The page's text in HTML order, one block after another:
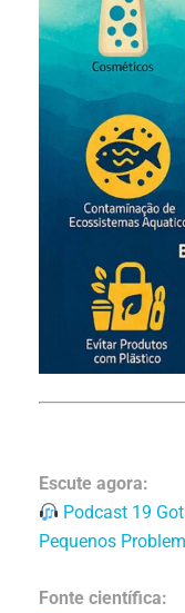
Escute agora:
Podcast 19
Pequenos
Fonte científica: